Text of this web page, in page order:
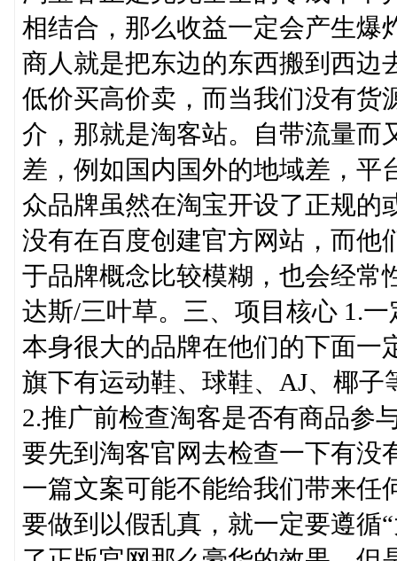
相结合，那么收益一定会产生爆
商人就是把东边的东西搬到西边
低价买高价卖，而当我们没有货
介，那就是淘客站。自带流量而
差，例如国内国外的地域差，平
众品牌虽然在淘宝开设了正规的
没有在百度创建官方网站，而他
于品牌概念比较模糊，也会经常
达斯/三叶草。三、项目核心 1.
本身很大的品牌在他们的下面一
旗下有运动鞋、球鞋、AJ、椰
2.推广前检查淘客是否有商品参
要先到淘客官网去检查一下有没
一篇文案可能不能给我们带来任
要做到以假乱真，就一定要遵循